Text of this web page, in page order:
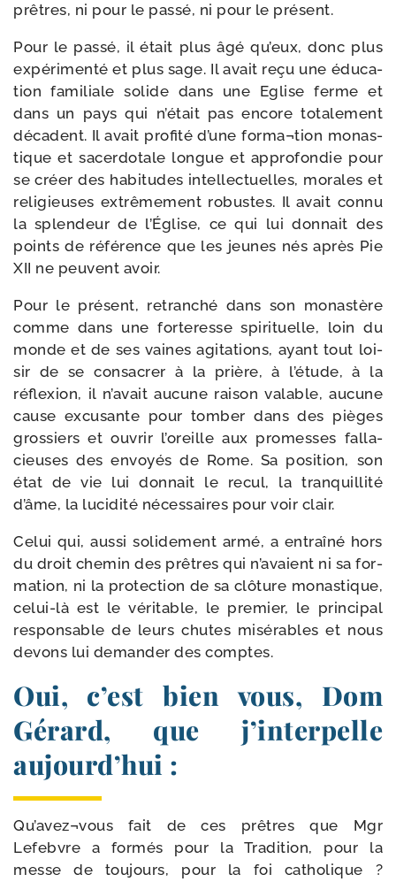
prêtres, ni pour le pas­sé, ni pour le présent.
Pour le pas­sé, il était plus âgé qu’eux, donc plus
expé­ri­men­té et plus sage. Il avait reçu une édu­ca­
tion fami­liale solide dans une Eglise ferme et
dans un pays qui n’é­tait pas encore tota­le­ment
déca­dent. Il avait pro­fi­té d’une forma¬tion monas­
tique et sacer­do­tale longue et appro­fon­die pour
se créer des habi­tudes intel­lec­tuelles, morales et
reli­gieuses extrê­me­ment robustes. Il avait connu
la splen­deur de l’Église, ce qui lui don­nait des
points de réfé­rence que les jeunes nés après Pie
XII ne peuvent avoir.
Pour le pré­sent, retran­ché dans son monas­tère
comme dans une for­te­resse spi­ri­tuelle, loin du
monde et de ses vaines agi­ta­tions, ayant tout loi­
sir de se consa­crer à la prière, à l’é­tude, à la
réflexion, il n’a­vait aucune rai­son valable, aucune
cause excu­sante pour tom­ber dans des pièges
gros­siers et ouvrir l’o­reille aux pro­messes fal­la­
cieuses des envoyés de Rome. Sa posi­tion, son
état de vie lui don­nait le recul, la tran­quilli­té
d’âme, la luci­di­té néces­saires pour voir clair.
Celui qui, aus­si soli­de­ment armé, a entraî­né hors
du droit che­min des prêtres qui n’a­vaient ni sa for­
ma­tion, ni la pro­tec­tion de sa clô­ture monas­tique,
celui-​là est le véri­table, le pre­mier, le prin­ci­pal
res­pon­sable de leurs chutes misé­rables et nous
devons lui deman­der des comptes.
Oui, c’est bien vous, Dom
Gérard, que j’interpelle
aujourd’hui :
Qu’avez¬vous fait de ces prêtres que Mgr
Lefebvre a for­més pour la Tradition, pour la
messe de tou­jours, pour la foi catho­lique ?